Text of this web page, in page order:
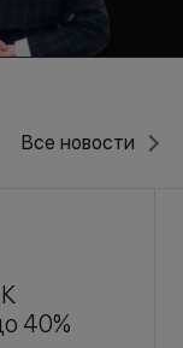
Все новости
40%